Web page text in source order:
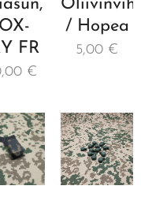
FR
€
/ Hopea
5,00 €